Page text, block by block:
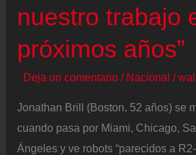
nuestro trabajo
próximos años”
Deja un comentario / Nacional /
Jonathan Brill (Boston, 52 años) se
cuando pasa por Miami, Chicago,
Ángeles y ve robots “parecidos a